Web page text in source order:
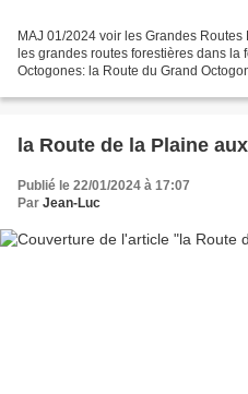
MAJ 01/2024 voir les Grandes
les grandes routes forestières dans la
Octogones: la Route du Grand
la Route de la Plaine
Publié le 22/01/2024 à 17:07
Par Jean-Luc